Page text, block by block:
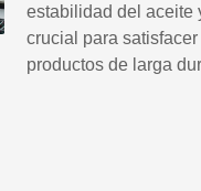
estabilidad del aceite
crucial para
productos de larga